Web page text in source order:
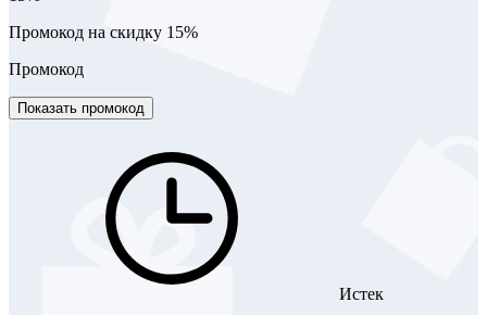
Промокод на скидку 15%
Промокод
Показать промокод
Истек